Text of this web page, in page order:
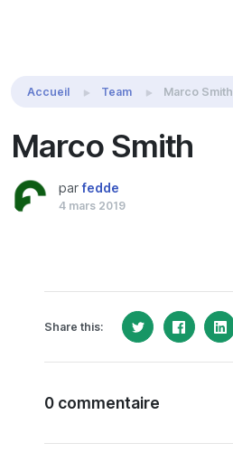
Accueil Team Marco Smith
Marco Smith
parfedde
4 mars 2019
Share this:
0 commentaire